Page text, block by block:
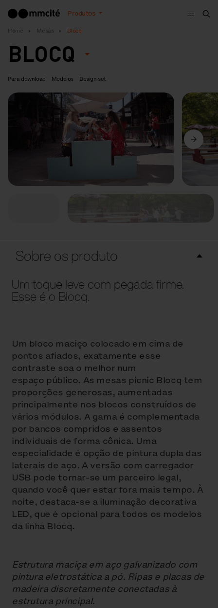
Produtos
Menu
Home Mesas Blocq
BLOCQ
Para download Modelos Design set
Anterior Seguinte
Sobre os produto
Um toque leve com pegada firme.
Esse é o Blocq.
Um bloco maciço colocado em cima de
pontos afiados, exatamente esse
contraste soa o melhor num
espaço público. As mesas picnic Blocq tem
proporções generosas, aumentadas
principalmente nos blocos construídos de
vários módulos. A gama é complementada
por bancos compridos e assentos
individuais de forma cônica. Uma
especialidade é opção de pintura dupla das
laterais de aço. A versão com carregador
USB pode tornar-se um parceiro legal,
quando você quer estar fora mais tempo. À
noite, destaca-se a iluminação decorativa
LED, que é opcional para todos os modelos
da linha Blocq.
Estrutura maciça em aço galvanizado com
pintura eletrostática a pó. Ripas e placas de
madeira discretamente conectadas à
estrutura principal.